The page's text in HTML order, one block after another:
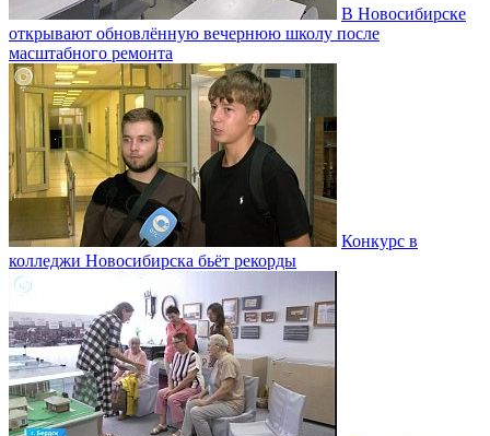
В Новосибирске
открывают обновлённую вечернюю школу после
масштабного ремонта
Конкурс в
колледжи Новосибирска бьёт рекорды